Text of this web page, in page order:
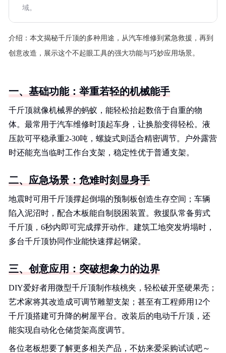
域。
介绍： 本文揭秘千斤顶的多种用途，从汽车维修到紧急救援，再到
创意改造，展示这个不起眼工具的强大功能与巧妙应用场景。
一、基础功能：举重若轻的机械能手
千斤顶就像机械界的蚂蚁，能轻松抬起数倍于自重的物
体。最常用于汽车维修时顶起车身，让换胎变得轻松。液
压款可平稳承重2-30吨，螺旋式则适合精密调节。户外露营
时还能充当临时工作台支架，稳定性优于普通支架。
二、应急场景：危难时刻显身手
地震时可用千斤顶撑起倒塌的预制板创造生存空间；车辆
陷入泥沼时，配合木板能自制脱困装置。救援队常备剪式
千斤顶，6秒内即可完成撑开动作。建筑工地突发坍塌时，
多台千斤顶协同作业能快速撑起钢梁。
三、创意应用：突破想象力的边界
DIY爱好者用微型千斤顶制作核桃夹，轻松破开坚硬果壳；
艺术家将其改造成可调节雕塑支架；甚至有工程师用12个
千斤顶搭建可升降的树屋平台。改装后的电动千斤顶，还
能实现自动化仓储货架高度调节。
各位老板想要了解更多相关产品，不妨来爱采购试试吧～